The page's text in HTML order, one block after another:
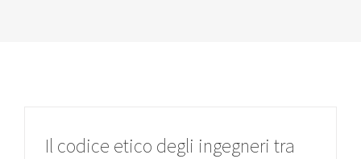
Il codice etico degli ingegneri tra